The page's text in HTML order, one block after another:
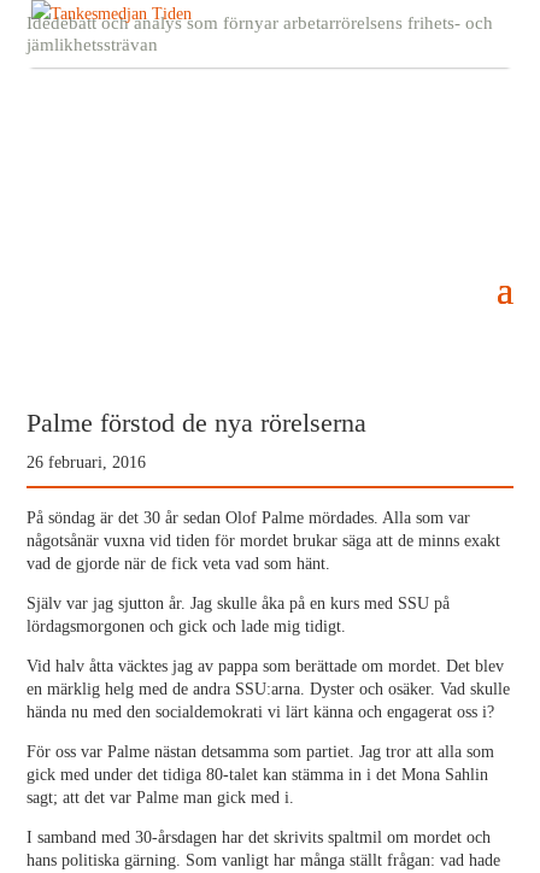
Idédebatt och analys som förnyar arbetarrörelsens frihets- och
jämlikhetssträvan
Palme förstod de nya rörelserna
26 februari, 2016
På söndag är det 30 år sedan Olof Palme mördades. Alla som var
någotsånär vuxna vid tiden för mordet brukar säga att de minns exakt
vad de gjorde när de fick veta vad som hänt.
Själv var jag sjutton år. Jag skulle åka på en kurs med SSU på
lördagsmorgonen och gick och lade mig tidigt.
Vid halv åtta väcktes jag av pappa som berättade om mordet. Det blev
en märklig helg med de andra SSU:arna. Dyster och osäker. Vad skulle
hända nu med den socialdemokrati vi lärt känna och engagerat oss i?
För oss var Palme nästan detsamma som partiet. Jag tror att alla som
gick med under det tidiga 80-talet kan stämma in i det Mona Sahlin
sagt; att det var Palme man gick med i.
I samband med 30-årsdagen har det skrivits spaltmil om mordet och
hans politiska gärning. Som vanligt har många ställt frågan: vad hade